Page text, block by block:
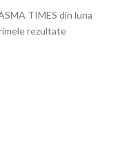
TIMES din luna
rezultate